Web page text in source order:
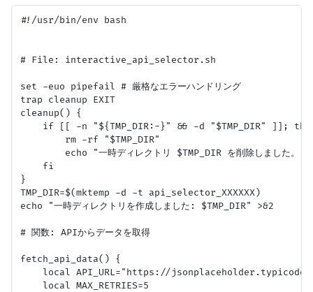
#!/usr/bin/env bash
# File: interactive_api_selector.sh
set -euo pipefail # 厳格なエラーハンドリング
trap cleanup EXIT
cleanup() {
if [[ -n "${TMP_DIR:-}" && -d "$TMP_DIR" ]];
        rm -rf "$TMP_DIR"
echo "一時ディレクトリ $TMP_DIR を削除しました。"
    fi
}
TMP_DIR=$(mktemp -d -t api_selector_XXXXXX)
echo "一時ディレクトリを作成しました: $TMP_DIR" >&2
# 関数: APIからデータを取得
fetch_api_data() {
local API_URL="https://
    local MAX_RETRIES=5